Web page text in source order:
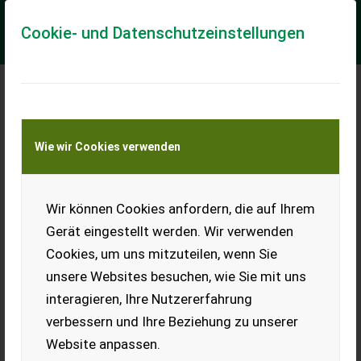
Cookie- und Datenschutzeinstellungen
Wie wir Cookies verwenden
Wir können Cookies anfordern, die auf Ihrem
Gerät eingestellt werden. Wir verwenden
Cookies, um uns mitzuteilen, wenn Sie
unsere Websites besuchen, wie Sie mit uns
interagieren, Ihre Nutzererfahrung
verbessern und Ihre Beziehung zu unserer
Website anpassen.
Meine Transportkostenanfrage
Transport von Land- und Baumaschinen –
KEINE Tiertransporte
Krone Mähwerk AM
283
Verkaufe bei Bedarf gut
erhaltenes Krone Mähwerk.
Kein Wartungsstau, immer
sauber gewartet.
Abstellstützen zum
Abstellen im hochgeklappten